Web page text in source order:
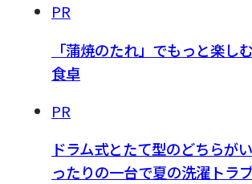
PR
「蒲焼のたれ」でもっと楽し
食卓
PR
ドラム式とたて型のどちらが
ったりの一台で夏の洗濯トラ